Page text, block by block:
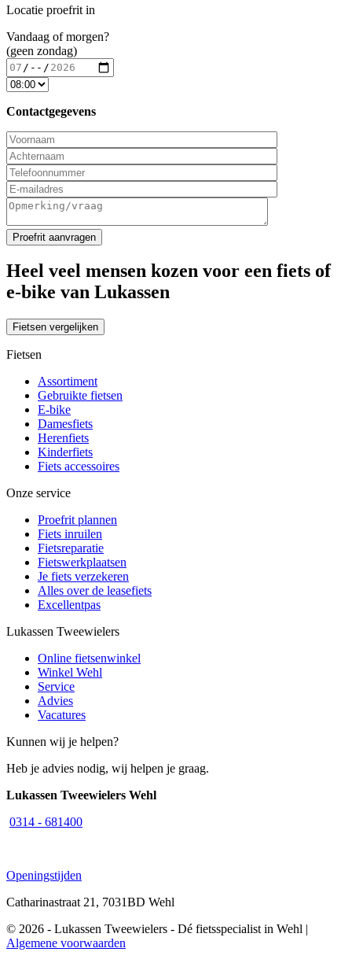
Locatie proefrit in
Vandaag of morgen?
(geen zondag)
Contactgegevens
Heel veel mensen kozen voor een fiets of
e-bike van Lukassen
Fietsen vergelijken
Fietsen
Assortiment
Gebruikte fietsen
E-bike
Damesfiets
Herenfiets
Kinderfiets
Fiets accessoires
Onze service
Proefrit plannen
Fiets inruilen
Fietsreparatie
Fietswerkplaatsen
Je fiets verzekeren
Alles over de leasefiets
Excellentpas
Lukassen Tweewielers
Online fietsenwinkel
Winkel Wehl
Service
Advies
Vacatures
Kunnen wij je helpen?
Heb je advies nodig, wij helpen je graag.
Lukassen Tweewielers Wehl
0314 - 681400
Openingstijden
Catharinastraat 21, 7031BD Wehl
© 2026 - Lukassen Tweewielers - Dé fietsspecialist in Wehl |
Algemene voorwaarden